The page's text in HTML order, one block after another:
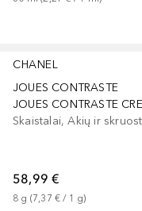
CHANEL
JOUES CONTRASTE
58,99 €
8 g (7,37 € / 1 g)